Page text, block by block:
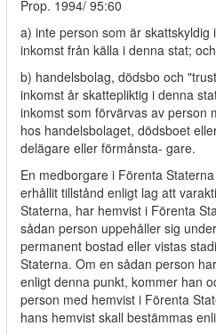
Prop. 1994/ 95:60
a) inte person som är skattskyldig
inkomst från källa i denna stat; och
b) handelsbolag, dödsbo och
inkomst år skattepliktig i denna
inkomst som förvärvas av person
hos handelsbolaget, dödsboet
delägare eller förmånsta- gare.
En medborgare i Förenta
erhållit tillstånd enligt lag att
Staterna, har hemvist i Förenta
sådan person uppehåller sig
permanent bostad eller vistas
Staterna. Om en sådan person
enligt denna punkt, kommer han
person med hemvist i Förenta
hans hemvist skall bestämmas